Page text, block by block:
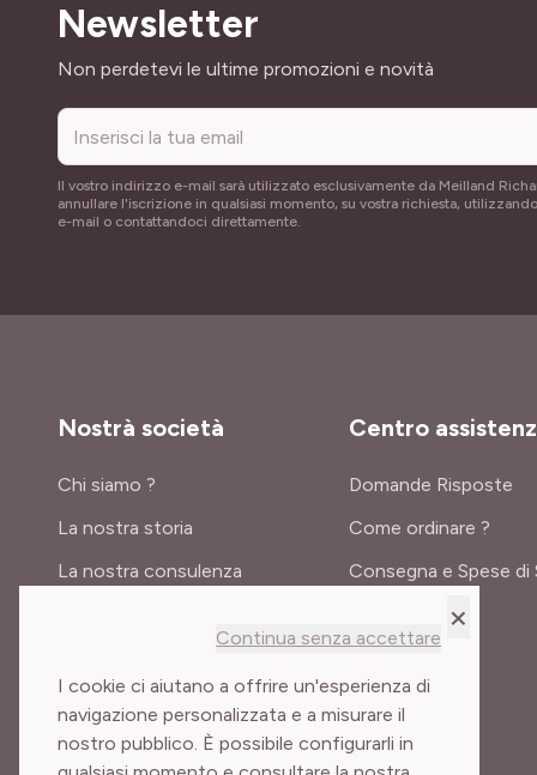
×
Continua senza accettare
I cookie ci aiutano a offrire un'esperienza di
navigazione personalizzata e a misurare il
nostro pubblico. È possibile configurarli in
Newsletter
Indirizzo email
Non perdetevi le ultime promozioni e novità
Il vostro indirizzo e-mail sarà utilizzato esclusivamente da Meilland
annullare l'iscrizione in qualsiasi momento, su vostra richiesta,
e-mail o contattandoci direttamente.
Nostrà società
Chi siamo ?
La nostra storia
La nostra consulenza
Centro
Domande Risposte
Come ordinare ?
Consegna e Spese di